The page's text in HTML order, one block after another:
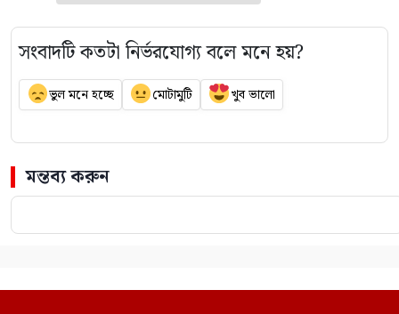
সংবাদটি কতটা নির্ভরযোগ্য বলে মনে হয়?
ভুল মনে হচ্ছে মোটামুটি খুব ভালো
মন্তব্য করুন